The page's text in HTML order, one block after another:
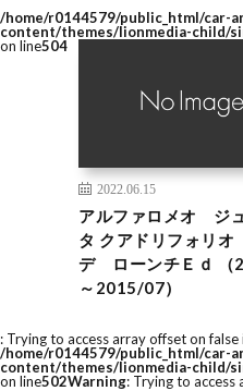
/home/r0144579/public_html/car-
content/themes/lionmedia-child/
on line504
2022.06.15
アルファロメオ ジ
タ クアドリフォリ
デ ローンチＥｄ （
～2015/07）
: Trying to access array offset on false
/home/r0144579/public_html/car-
content/themes/lionmedia-child/
on line502Warning: Trying to access